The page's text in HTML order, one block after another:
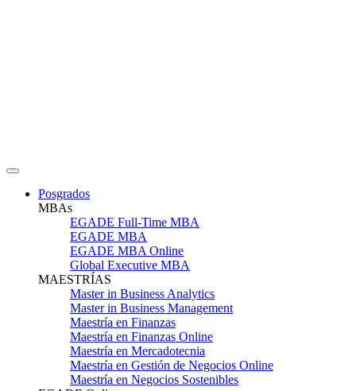
Posgrados
MBAs
EGADE Full-Time MBA
EGADE MBA
EGADE MBA Online
Global Executive MBA
MAESTRÍAS
Master in Business Analytics
Master in Business Management
Maestría en Finanzas
Maestría en Finanzas Online
Maestría en Mercadotecnia
Maestría en Gestión de Negocios Online
Maestría en Negocios Sostenibles